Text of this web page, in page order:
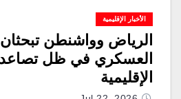
الأخبار الإقليمية
الرياض وواشنطن
العسكري في ظل تصاعد
الإقليمية